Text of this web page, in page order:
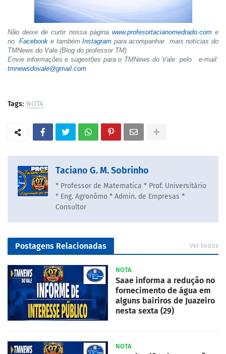
Não deixe de curtir nossa página www.profesortacianomedrado.come
noFacebook e tambémInstagram para acompanhar mais notícias do
TMNews do Vale (Blog do professor TM)
Envie informações e sugestões para o TMNews do Vale pelo e-mail:
tmnewsdovale@gmail.com
Tags: NOTA
Taciano G. M. Sobrinho
* Professor de Matematica * Prof. Universitário
* Eng. Agronômo * Admin. de Empresas *
Consultor
Postagens Relacionadas Ver todos
NOTA
Saae informa a redução no
fornecimento de água em
alguns bairiros de Juazeiro
nesta sexta (29)
NOTA